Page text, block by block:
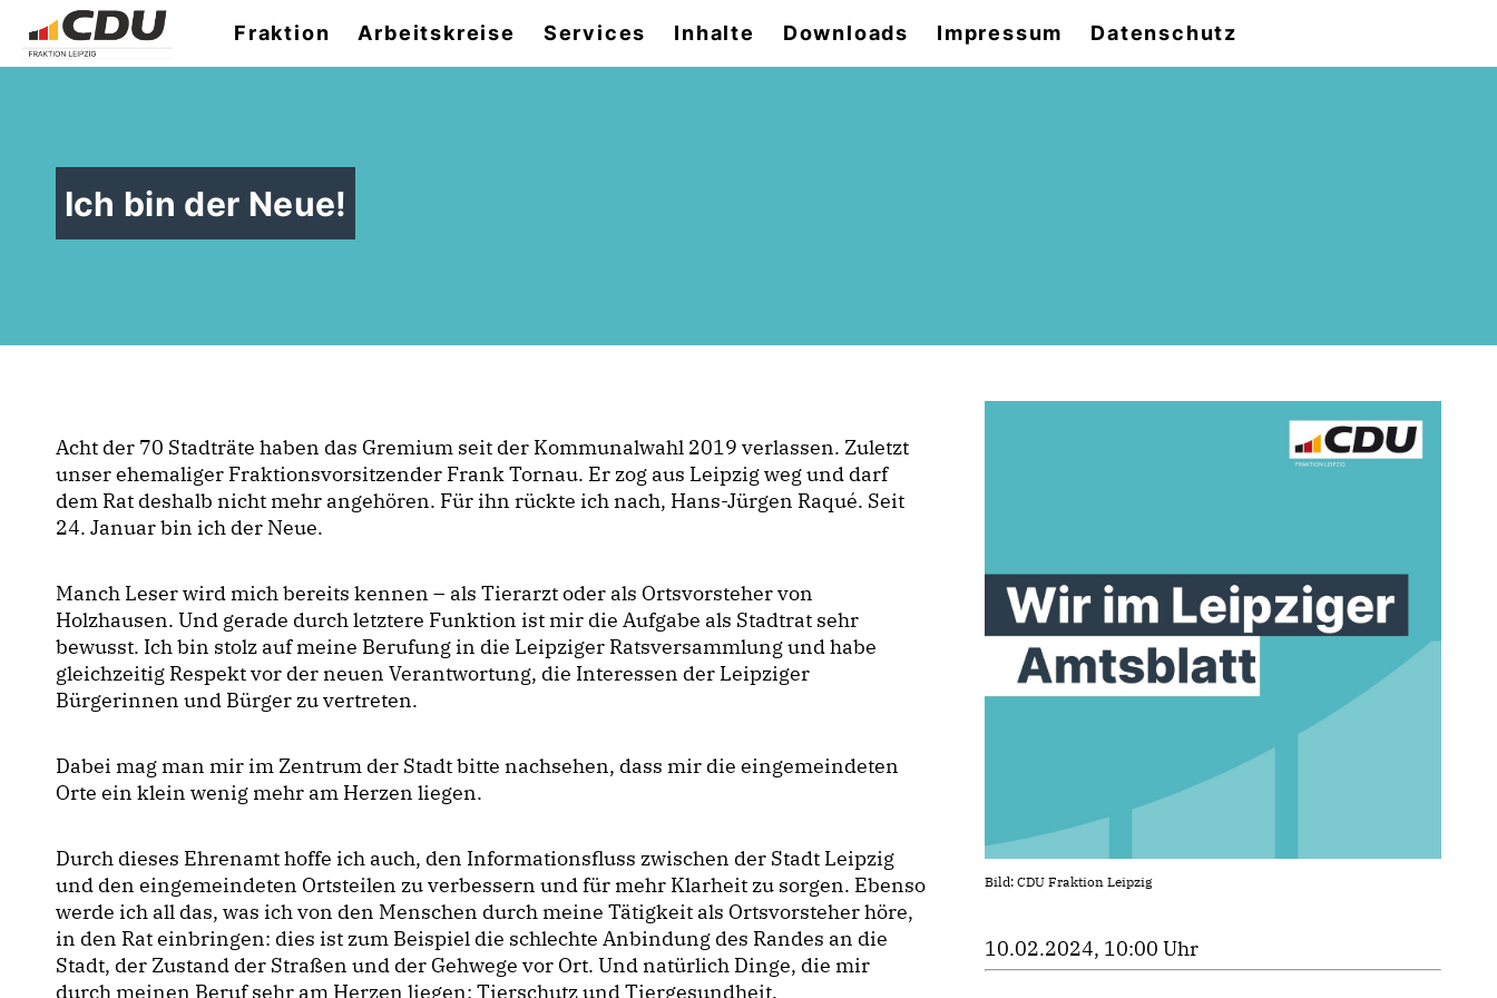
Fraktion Arbeitskreise Services Inhalte Downloads Impressum Datenschutz
Ich bin der Neue!
Acht der 70 Stadträte haben das Gremium seit der Kommunalwahl 2019 verlassen. Zuletzt
unser ehemaliger Fraktionsvorsitzender Frank Tornau. Er zog aus Leipzig weg und darf
dem Rat deshalb nicht mehr angehören. Für ihn rückte ich nach, Hans-Jürgen Raqué. Seit
24. Januar bin ich der Neue.
Manch Leser wird mich bereits kennen – als Tierarzt oder als Ortsvorsteher von
Holzhausen. Und gerade durch letztere Funktion ist mir die Aufgabe als Stadtrat sehr
bewusst. Ich bin stolz auf meine Berufung in die Leipziger Ratsversammlung und habe
gleichzeitig Respekt vor der neuen Verantwortung, die Interessen der Leipziger
Bürgerinnen und Bürger zu vertreten.
Dabei mag man mir im Zentrum der Stadt bitte nachsehen, dass mir die eingemeindeten
Orte ein klein wenig mehr am Herzen liegen.
Durch dieses Ehrenamt hoffe ich auch, den Informationsfluss zwischen der Stadt Leipzig
und den eingemeindeten Ortsteilen zu verbessern und für mehr Klarheit zu sorgen. Ebenso
werde ich all das, was ich von den Menschen durch meine Tätigkeit als Ortsvorsteher höre,
in den Rat einbringen: dies ist zum Beispiel die schlechte Anbindung des Randes an die
Stadt, der Zustand der Straßen und der Gehwege vor Ort. Und natürlich Dinge, die mir
durch meinen Beruf sehr am Herzen liegen: Tierschutz und Tiergesundheit.
Bild: CDU Fraktion Leipzig
10.02.2024, 10:00 Uhr